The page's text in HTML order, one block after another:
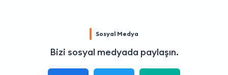
Sosyal Medya
Bizi sosyal medyada paylaşın.